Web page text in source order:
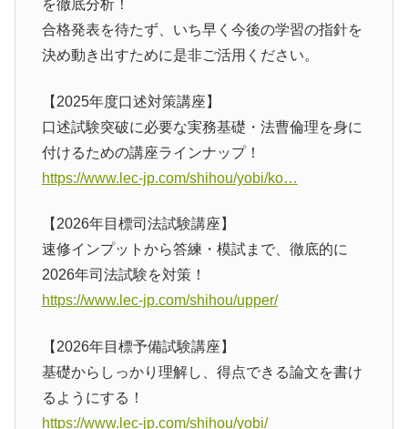
を徹底分析！
合格発表を待たず、いち早く今後の学習の指針を
決め動き出すために是非ご活用ください。
【2025年度口述対策講座】
口述試験突破に必要な実務基礎・法曹倫理を身に
付けるための講座ラインナップ！
https://www.lec-jp.com/shihou/yobi/ko…
【2026年目標司法試験講座】
速修インプットから答練・模試まで、徹底的に
2026年司法試験を対策！
https://www.lec-jp.com/shihou/upper/
【2026年目標予備試験講座】
基礎からしっかり理解し、得点できる論文を書け
るようにする！
https://www.lec-jp.com/shihou/yobi/